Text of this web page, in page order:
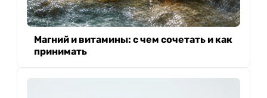
Магний и витамины: с чем сочетать и как
принимать